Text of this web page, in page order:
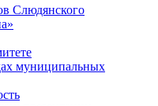
Слюдянского
муниципальных